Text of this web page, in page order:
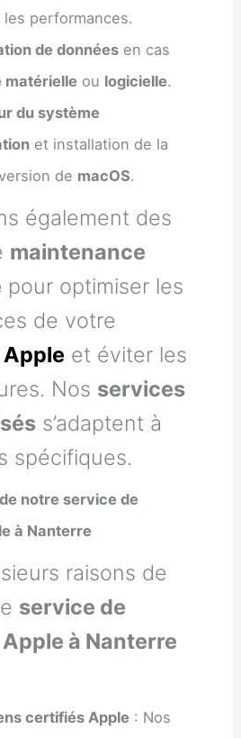
les performances.
de données en cas
matérielle ou logicielle.
du système
et installation de la
de macOS.
également des
maintenance
pour optimiser les
de votre
et éviter les
Nos services
s’adaptent à
spécifiques.
notre service de
à Nanterre
raisons de
service de
à Nanterre
certifiés Apple : Nos